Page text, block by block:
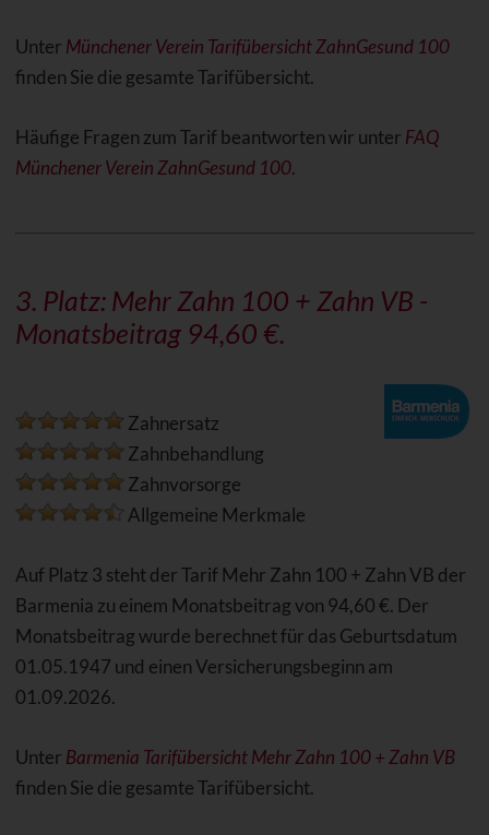
Unter Münchener Verein Tarifübersicht ZahnGesund 100
finden Sie die gesamte Tarifübersicht.
Häufige Fragen zum Tarif beantworten wir unter FAQ
Münchener Verein ZahnGesund 100.
3. Platz: Mehr Zahn 100 + Zahn VB -
Monatsbeitrag 94,60 €.
Zahnersatz
Zahnbehandlung
Zahnvorsorge
Allgemeine Merkmale
Auf Platz 3 steht der Tarif Mehr Zahn 100 + Zahn VB der
Barmenia zu einem Monatsbeitrag von 94,60 €. Der
Monatsbeitrag wurde berechnet für das Geburtsdatum
01.05.1947 und einen Versicherungsbeginn am
01.09.2026.
Unter Barmenia Tarifübersicht Mehr Zahn 100 + Zahn VB
finden Sie die gesamte Tarifübersicht.